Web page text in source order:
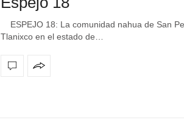
ESPEJO 18: La comunidad nahua de San
Tlanixco en el estado de…